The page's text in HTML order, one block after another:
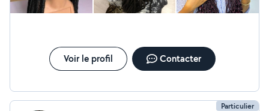
Voir le profil Contacter
Particulier